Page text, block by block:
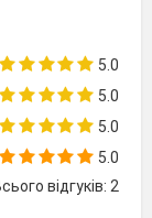
5.0
5.0
5.0
5.0
відгуків: 2